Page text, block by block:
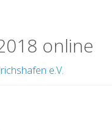
online
e.V.